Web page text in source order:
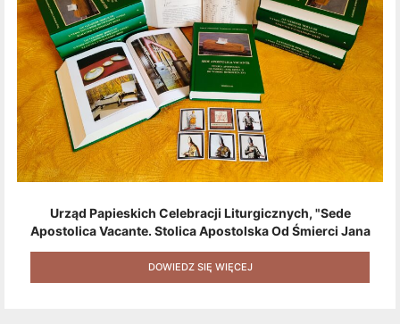
Urząd Papieskich Celebracji Liturgicznych, "Sede
Apostolica Vacante. Stolica Apostolska Od Śmierci Jana
Pawła II Do Wyboru Benedykta XVI" [2020] + Zestaw 6
Naklejek + Książka Niespodzianka + Kod Rabatowy Na
Kolejne Zakupy
DOWIEDZ SIĘ WIĘCEJ